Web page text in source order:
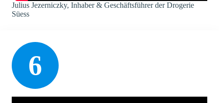
Julius Jezerniczky, Inhaber & Geschäftsführer der Drogerie
Süess
6